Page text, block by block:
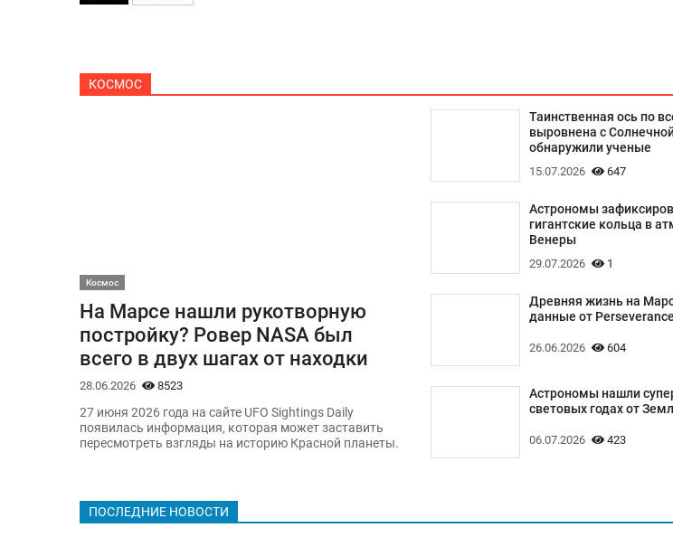
КОСМОС
Космос
На Марсе нашли рукотворную
постройку? Ровер NASA был
всего в двух шагах от находки
28.06.2026 8523
27 июня 2026 года на сайте UFO Sightings Daily
появилась информация, которая может заставить
пересмотреть взгляды на историю Красной планеты.
Таинственная ось по
выровнена с
обнаружили ученые
15.07.2026 647
Астрономы
гигантские кольца в
Венеры
29.07.2026 1
Древняя жизнь на
данные от Perseverance
26.06.2026 604
Астрономы нашли
световых годах от
06.07.2026 423
ПОСЛЕДНИЕ НОВОСТИ